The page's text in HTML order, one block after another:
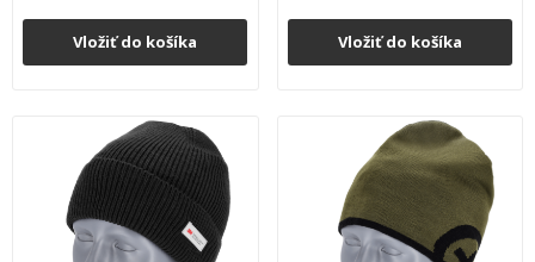
Vložiť do košíka Vložiť do košíka